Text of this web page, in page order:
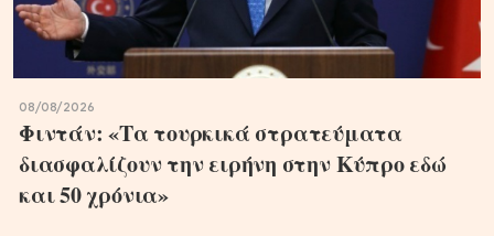
08/08/2026
Φιντάν: «Τα τουρκικά στρατεύματα
διασφαλίζουν την ειρήνη στην Κύπρο εδώ
και 50 χρόνια»